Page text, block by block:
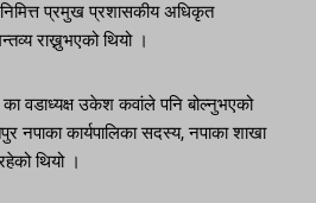
प्रमुख प्रशासकीय अधिकृत
राख्नुभएको थियो ।
वडाध्यक्ष उकेश कवांले पनि बोल्नुभएको
नपाका कार्यपालिका सदस्य, नपाका शाखा
थियो ।